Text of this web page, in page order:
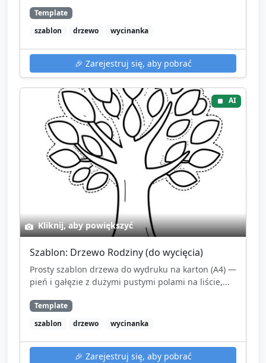
Template
szablon
drzewo wycinanka
🎉 Zarejestruj się, aby pobrać
AI
Kliknij, aby powiększyć
Szablon: Drzewo Rodziny (do wycięcia)
Prosty szablon drzewa do wydruku na karton (A4) —
pień i gałęzie z dużymi pustymi polami na liście,...
Template
szablon
drzewo wycinanka
🎉 Zarejestruj się, aby pobrać